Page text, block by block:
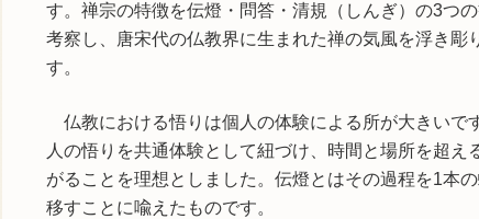
す。禅宗の特徴を伝燈・問答・清規（しんぎ）の3つ
考察し、唐宋代の仏教界に生まれた禅の気風を浮き彫
す。
仏教における悟りは個人の体験による所が大きいで
人の悟りを共通体験として紐づけ、時間と場所を超え
がることを理想としました。伝燈とはその過程を1本
移すことに喩えたものです。